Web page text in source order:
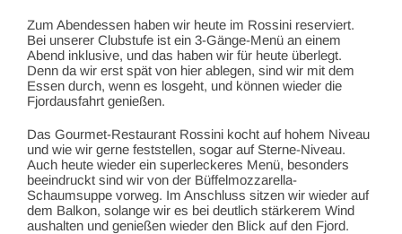
Zum Abendessen haben wir heute im Rossini reserviert.
Bei unserer Clubstufe ist ein 3-Gänge-Menü an einem
Abend inklusive, und das haben wir für heute überlegt.
Denn da wir erst spät von hier ablegen, sind wir mit dem
Essen durch, wenn es losgeht, und können wieder die
Fjordausfahrt genießen.
Das Gourmet-Restaurant Rossini kocht auf hohem Niveau
und wie wir gerne feststellen, sogar auf Sterne-Niveau.
Auch heute wieder ein superleckeres Menü, besonders
beeindruckt sind wir von der Büffelmozzarella-
Schaumsuppe vorweg. Im Anschluss sitzen wir wieder auf
dem Balkon, solange wir es bei deutlich stärkerem Wind
aushalten und genießen wieder den Blick auf den Fjord.